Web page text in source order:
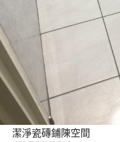
潔淨瓷磚鋪陳空間